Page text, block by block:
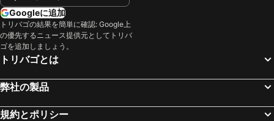
B&B HOTEL Würzburg-Ost
The Barthels Boutique Hotel
Hotel Grüner Baum
DAS v EVERT Hotel - am Congress Centrum Würzburg
Hotel Emilia
Burkardushaus - Tagungszentrum am Dom
Heidelberg Hauptbahnhof
Kasseler Musiktage
Rathaus
Staatliche Hochschule für Musik und Darstellende Kunst
Hauptbahnhof Koblenz
マインタワー
自動車・技術博物館
Neues Schloss Bayreuth
Googleに追加
トリバゴの結果を簡単に確認: Google上
の優先するニュース提供元としてトリバ
ゴを追加しましょう。
トリバゴとは
弊社の製品
規約とポリシー